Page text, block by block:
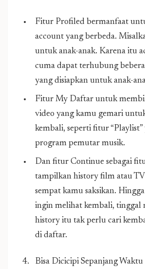
Fitur Profiled bermanfaat
account yang berbeda.
untuk anak-anak. Karena itu
cuma dapat terhubung
yang disiapkan untuk anak-
Fitur My Daftar untuk
video yang kamu gemari
kembali, seperti fitur “Playlist”
program pemutar musik.
Dan fitur Continue sebagai
tampilkan history film atau TV
sempat kamu saksikan.
ingin melihat kembali, tinggal
history itu tak perlu cari
di daftar.
Bisa Dicicipi Sepanjang Waktu